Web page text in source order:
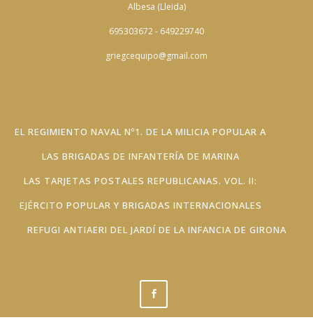
Albesa (Lleida)
695303672 - 649229740
griegcequipo@gmail.com
EL REGIMIENTO NAVAL Nº1. DE LA MILICIA POPULAR A
LAS BRIGADAS DE INFANTERÍA DE MARINA
LAS TARJETAS POSTALES REPUBLICANAS. VOL. II:
EJÉRCITO POPULAR Y BRIGADAS INTERNACIONALES
REFUGI ANTIAERI DEL JARDÍ DE LA INFANCIA DE GIRONA